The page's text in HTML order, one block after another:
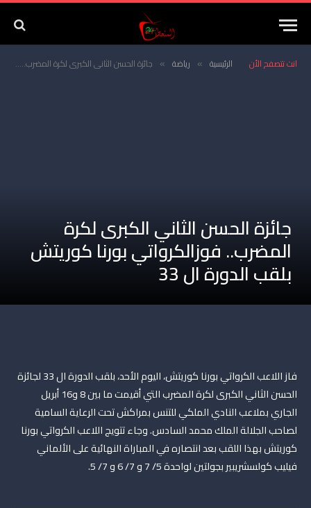
انت تتصفح الأن الرئيسية » رياضة » جائزة الحسن الثاني الكبرى لكرة المضرب.. فوزالكرواتي بورنا كوريتش بلقب الدورة ال 33
جائزة الحسن الثاني الكبرى لكرة
المضرب.. فوزالكرواتي بورنا كوريتش
بلقب الدورة ال 33
فاز اللاعب الكرواتي بورنا كوريتش، اليوم الأحد، بلقب الدورة ال 33 لجائزة
الحسن الثاني الكبرى لكرة المضرب التي أقيمت ما بين 8 و16 أبريل
الجاري بملاعب النادي الملكي للتنس بمراكش تحت الرعاية السامية
لصاحب الجلالة الملك محمد السادس. وجاء تتويج اللاعب الكرواتي بورنا
كوريتش بهذا اللقب بعد انتصاره في المباراة النهائية على الألماني
فيليب كولسشريبير بجولتين لواحدة 5/ 7 و 7/ 6 و 7/ 5.